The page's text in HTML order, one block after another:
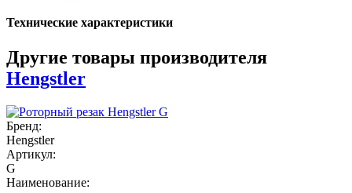
Технические характеристики
Другие товары производителя
Hengstler
Бренд:
Hengstler
Артикул:
G
Наименование: